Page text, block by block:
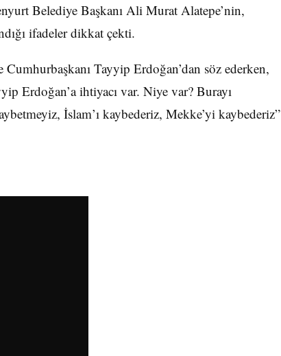
Belediye Başkanı Ali Murat Alatepe’nin,
ifadeler dikkat çekti.
Tayyip Erdoğan’dan söz ederken,
Erdoğan’a ihtiyacı var. Niye var? Burayı
İslam’ı kaybederiz, Mekke’yi kaybederiz”